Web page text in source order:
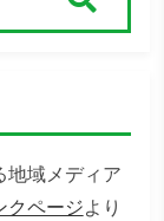
地域メディア
クページより